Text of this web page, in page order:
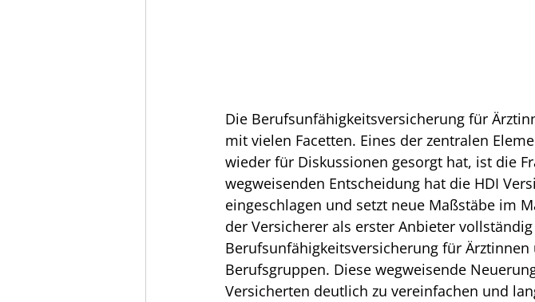
Die Berufsunfähigkeitsversicherung für
mit vielen Facetten. Eines der zentralen
wieder für Diskussionen gesorgt hat, ist die
wegweisenden Entscheidung hat die HDI
eingeschlagen und setzt neue Maßstäbe im
der Versicherer als erster Anbieter
Berufsunfähigkeitsversicherung für
Berufsgruppen. Diese wegweisende
Versicherten deutlich zu vereinfachen und